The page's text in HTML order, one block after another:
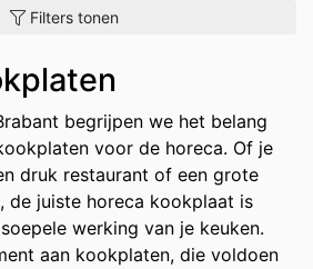
Filters tonen
begrijpen we het belang
voor de horeca. Of je
druk restaurant of een grote
de juiste horeca kookplaat is
werking van je keuken.
aan kookplaten, die voldoen